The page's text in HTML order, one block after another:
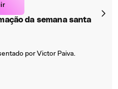
da semana santa
por Victor Paiva.